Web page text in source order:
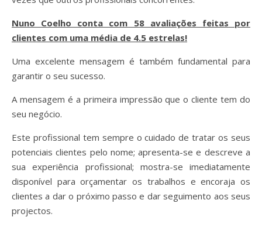
Nuno Coelho conta com 58 avaliações feitas por
clientes com uma média de 4.5 estrelas!
Uma excelente mensagem é também fundamental para
garantir o seu sucesso.
A mensagem é a primeira impressão que o cliente tem do
seu negócio.
Este profissional tem sempre o cuidado de tratar os seus
potenciais clientes pelo nome; apresenta-se e descreve a
sua experiência profissional; mostra-se imediatamente
disponível para orçamentar os trabalhos e encoraja os
clientes a dar o próximo passo e dar seguimento aos seus
projectos.